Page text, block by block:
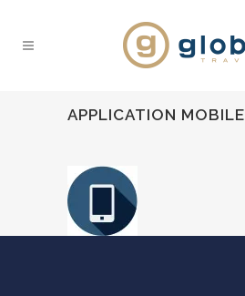
APPLICATION MOBILE